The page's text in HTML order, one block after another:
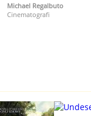
Michael Regalbuto
Cinematografi